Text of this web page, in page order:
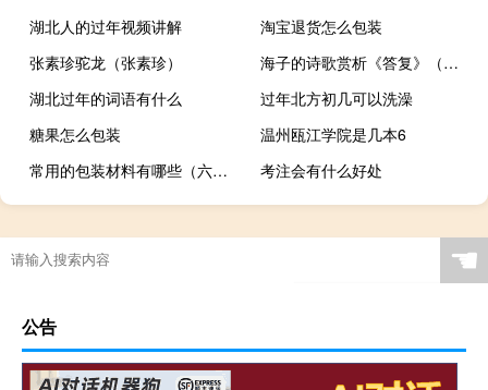
湖北人的过年视频讲解
淘宝退货怎么包装
张素珍驼龙（张素珍）
海子的诗歌赏析《答复》（海子的诗歌赏析）
湖北过年的词语有什么
过年北方初几可以洗澡
糖果怎么包装
温州瓯江学院是几本6
常用的包装材料有哪些（六种最常见的包装材料）
考注会有什么好处
☚
公告